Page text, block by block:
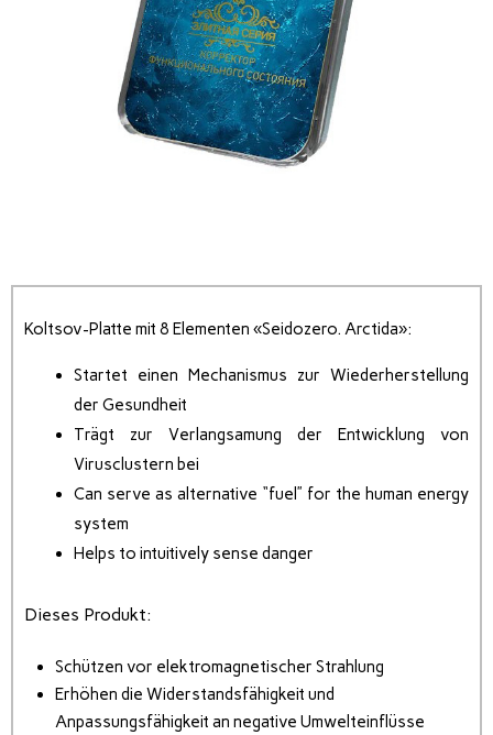
Koltsov-Platte mit 8 Elementen «Seidozero. Arctida»:
Startet einen Mechanismus zur Wiederherstellung
der Gesundheit
Trägt zur Verlangsamung der Entwicklung von
Virusclustern bei
Can serve as alternative “fuel” for the human energy
system
Helps to intuitively sense danger
Dieses Produkt:
Schützen vor elektromagnetischer Strahlung
Erhöhen die Widerstandsfähigkeit und
Anpassungsfähigkeit an negative Umwelteinflüsse